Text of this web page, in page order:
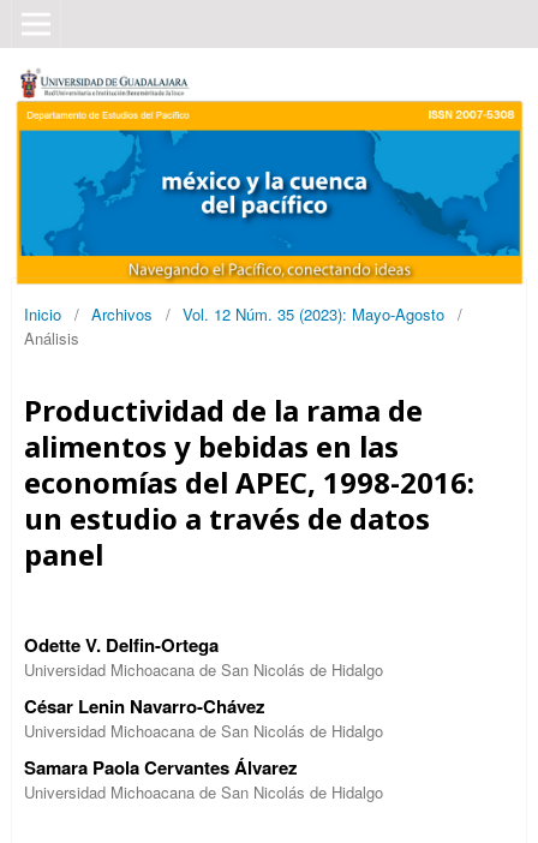
Inicio / Archivos / Vol. 12 Núm. 35 (2023): Mayo-Agosto /
Análisis
Productividad de la rama de
alimentos y bebidas en las
economías del APEC, 1998-2016:
un estudio a través de datos
panel
Odette V. Delfin-Ortega
Universidad Michoacana de San Nicolás de Hidalgo
César Lenin Navarro-Chávez
Universidad Michoacana de San Nicolás de Hidalgo
Samara Paola Cervantes Álvarez
Universidad Michoacana de San Nicolás de Hidalgo